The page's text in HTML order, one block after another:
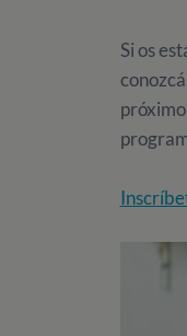
Si os
próximo